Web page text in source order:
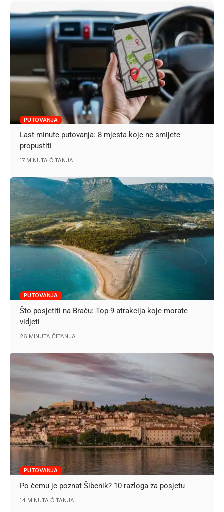
PUTOVANJA
Last minute putovanja: 8 mjesta koje ne smijete
propustiti
17 MINUTA ČITANJA
PUTOVANJA
Što posjetiti na Braču: Top 9 atrakcija koje morate
vidjeti
26 MINUTA ČITANJA
PUTOVANJA
Po čemu je poznat Šibenik? 10 razloga za posjetu
14 MINUTA ČITANJA